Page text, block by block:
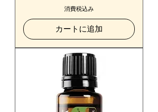
消費税込み
カートに追加